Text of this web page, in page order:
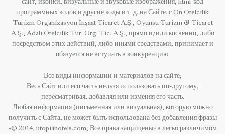
сайт, иконки, визуальные и звуковые изображения, html-код
программных кодов и другие коды и т. д. на Сайте. с On Otelcilik
Turizm Organizasyon İnşaat Ticaret A.Ş., Oyunsu Turizm & Ticaret
A.Ş., Adalı Otelcilik Tur. Org. Tic. A.Ş., прямо и/или косвенно, либо
посредством этих действий, либо иными средствами, принимает и
обязуется не вступать в конкуренцию.
Все виды информации и материалов на сайте;
Весь Сайт или его часть нельзя использовать по-другому,
пересматривая, добавляя или изменяя его часть.
Любая информация (письменная или визуальная), которую можно
получить с Сайта, не может быть использована без добавления фразы
«© 2014, utopiahotels.com, Все права защищены» в легко различимом